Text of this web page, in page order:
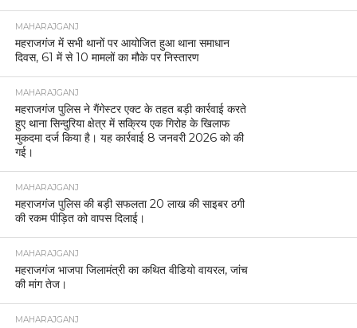
MAHARAJGANJ
महराजगंज में सभी थानों पर आयोजित हुआ थाना समाधान
दिवस, 61 में से 10 मामलों का मौके पर निस्तारण
MAHARAJGANJ
महराजगंज पुलिस ने गैंगेस्टर एक्ट के तहत बड़ी कार्रवाई करते
हुए थाना सिन्दुरिया क्षेत्र में सक्रिय एक गिरोह के खिलाफ
मुकदमा दर्ज किया है। यह कार्रवाई 8 जनवरी 2026 को की
गई।
MAHARAJGANJ
महराजगंज पुलिस की बड़ी सफलता 20 लाख की साइबर ठगी
की रकम पीड़ित को वापस दिलाई।
MAHARAJGANJ
महराजगंज भाजपा जिलामंत्री का कथित वीडियो वायरल, जांच
की मांग तेज।
MAHARAJGANJ